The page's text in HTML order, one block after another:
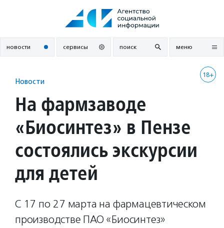
новости сервисы поиск меню
18+
Новости
На фармзаводе
«Биосинтез» в Пензе
состоялись экскурсии
для детей
С 17 по 27 марта на фармацевтическом
производстве ПАО «Биосинтез»